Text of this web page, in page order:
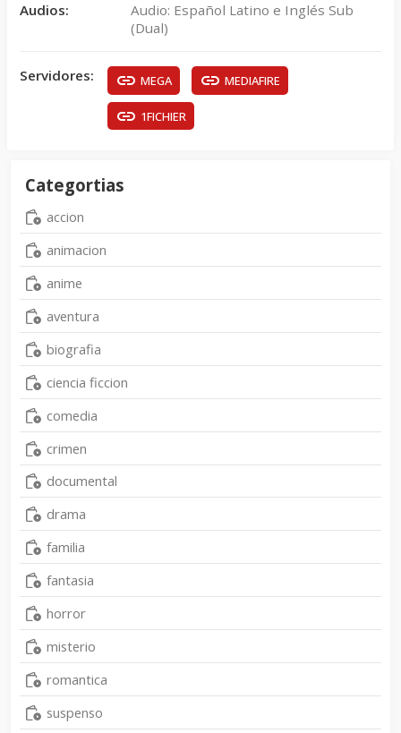
Audios:
Audio: Español Latino e Inglés Sub
(Dual)
Servidores: MEGA MEDIAFIRE
1FICHIER
Categortias
accion
animacion
anime
aventura
biografia
ciencia ficcion
comedia
crimen
documental
drama
familia
fantasia
horror
misterio
romantica
suspenso